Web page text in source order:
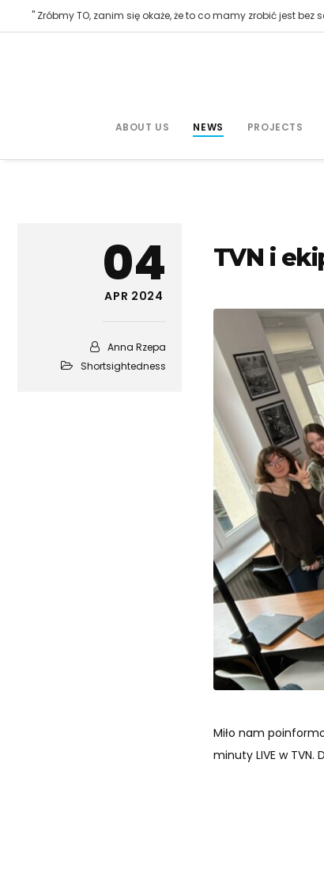
" Zróbmy TO, zanim się okaże, że to co mamy zrobić jest bez
ABOUT US NEWS PROJECTS
04
APR 2024
Anna Rzepa
Shortsightedness
TVN i
Miło nam
minuty LIVE w TVN.